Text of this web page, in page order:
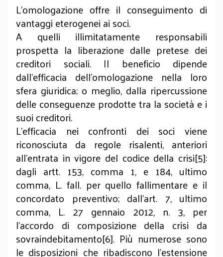
L’omologazione offre il conseguimento di
vantaggi eterogenei ai soci.
A quelli illimitatamente responsabili
prospetta la liberazione dalle pretese dei
creditori sociali. Il beneficio dipende
dall’efficacia dell’omologazione nella loro
sfera giuridica; o meglio, dalla ripercussione
delle conseguenze prodotte tra la società e i
suoi creditori.
L’efficacia nei confronti dei soci viene
riconosciuta da regole risalenti, anteriori
all’entrata in vigore del codice della crisi[5]:
dagli artt. 153, comma 1, e 184, ultimo
comma, L. fall. per quello fallimentare e il
concordato preventivo; dall’art. 7, ultimo
comma, L. 27 gennaio 2012, n. 3, per
l’accordo di composizione della crisi da
sovraindebitamento[6]. Più numerose sono
le disposizioni che ribadiscono l’estensione